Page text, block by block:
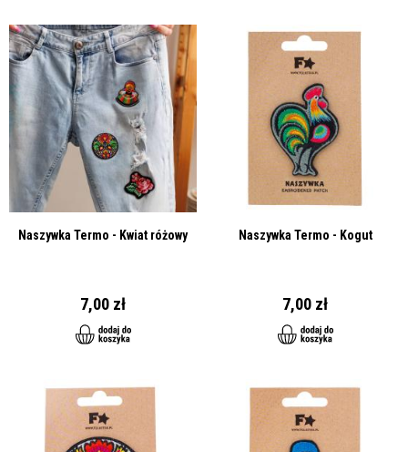
Naszywka Termo - Kwiat różowy
7,00 zł
Naszywka Termo - Kogut
7,00 zł